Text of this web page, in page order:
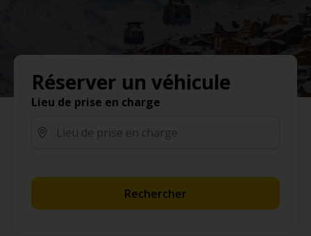
Réserver un véhicule
Lieu de prise en charge
Rechercher